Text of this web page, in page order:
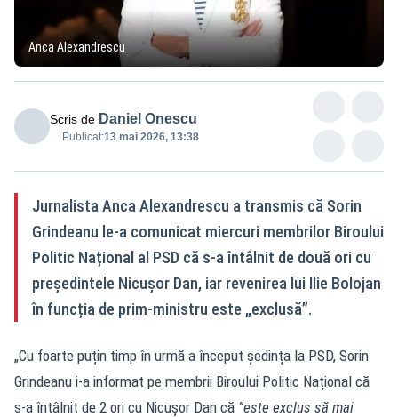
Anca Alexandrescu
Scris de Daniel Onescu
Publicat:13 mai 2026, 13:38
Jurnalista Anca Alexandrescu a transmis că Sorin
Grindeanu le-a comunicat miercuri membrilor Biroului
Politic Național al PSD că s-a întâlnit de două ori cu
președintele Nicușor Dan, iar revenirea lui Ilie Bolojan
în funcția de prim-ministru este „exclusă”.
„Cu foarte puțin timp în urmă a început ședința la PSD, Sorin
Grindeanu i-a informat pe membrii Biroului Politic Național că
s-a întâlnit de 2 ori cu Nicușor Dan că ”este exclus să mai